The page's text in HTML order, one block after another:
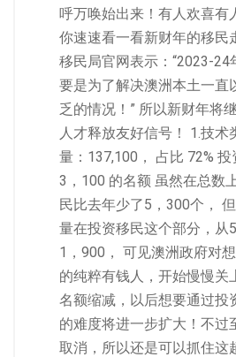
呼万唤始出来！有人欢喜有
你速速看一看新财年的移民
移民局官网表示：“2023-24
要是为了解决澳洲本土一直
乏的情况！” 所以新财年将
人才释放友好信号！ 1.技术
量：137,100， 占比 72%
3，100 的名额 虽然在总数
民比去年少了5，300个，
量在投资移民这个部分，从
1，900， 可见澳洲政府对
的纯粹有钱人，开始慢慢关
名额缩减，以后想要通过投
的难度将进一步扩大！不过
取消，所以还是可以抓住这